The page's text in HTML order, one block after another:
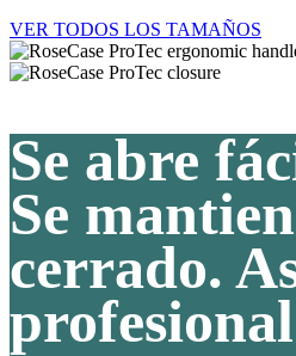
VER TODOS LOS TAMAÑOS
Se abre
Se
cerrado.